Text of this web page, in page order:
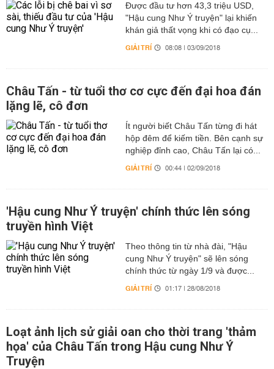
Được đầu tư hơn 43,3 triệu USD,
"Hậu cung Như Ý truyện" lại khiến
khán giả thất vọng khi có đạo cụ...
GIẢI TRÍ 08:08 | 03/09/2018
Châu Tấn - từ tuổi thơ cơ cực đến đại hoa đán
lặng lẽ, cô đơn
Ít người biết Châu Tấn từng đi hát
hộp đêm để kiếm tiền. Bên cạnh sự
nghiệp đỉnh cao, Châu Tấn lại có...
GIẢI TRÍ 00:44 | 02/09/2018
'Hậu cung Như Ý truyện' chính thức lên sóng
truyền hình Việt
Theo thông tin từ nhà đài, "Hậu
cung Như Ý truyện" sẽ lên sóng
chính thức từ ngày 1/9 và được...
GIẢI TRÍ 01:17 | 28/08/2018
Loạt ảnh lịch sử giải oan cho thời trang 'thảm
họa' của Châu Tấn trong Hậu cung Như Ý
Truyện